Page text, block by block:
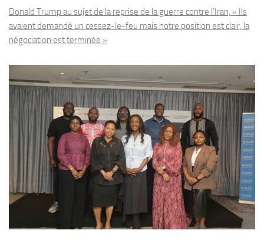
Donald Trump au sujet de la reprise de la guerre contre l’Iran, « Ils
avaient demandé un cessez-le-feu mais notre position est clair, la
négociation est terminée »